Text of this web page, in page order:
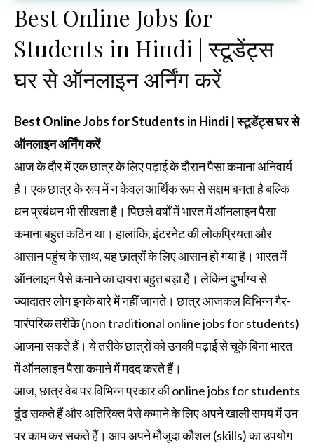
Best Online Jobs for
Students in Hindi | स्टूडेंट्स
घर से ऑनलाइन अर्निंग करें
Best Online Jobs for Students in Hindi | स्टूडेंट्स घर से
ऑनलाइन अर्निंग करें
आज के दौर में एक छात्र के लिए पढ़ाई के दौरान पैसा कमाना अनिवार्य
है। एक छात्र के रूप में न केवल आर्थिंक रूप से सक्षम बनता है बल्कि
धन प्रबंधन भी सीखता है। पिछले वर्षों में भारत में ऑनलाइन पैसा
कमाना बहुत कठिन था। हालांकि, इंटरनेट की लोकप्रियता और
आसान पहुंच के साथ, यह छात्रों के लिए आसान हो गया है। भारत में
ऑनलाइन पैसे कमाने का दायरा बहुत बड़ा है। लेकिन दुर्भाग्य से
ज्यादातर लोग इनके बारे में नहीं जानते। छात्र आजकल विभिन्न गैर-
पारंपरिक तरीके (non traditional online jobs for students)
आजमा सकते हैं। ये तरीके छात्रों को उनकी पढ़ाई से चूके बिना भारत
में ऑनलाइन पैसा कमाने में मदद करते हैं।
आज, छात्र वेब पर विभिन्न प्रकार की online jobs for students
ढूंढ सकते हैं और अतिरिक्त पैसे कमाने के लिए अपने खाली समय में उन
पर काम कर सकते हैं। आप अपने मौजूदा कौशल (skills) का उपयोग